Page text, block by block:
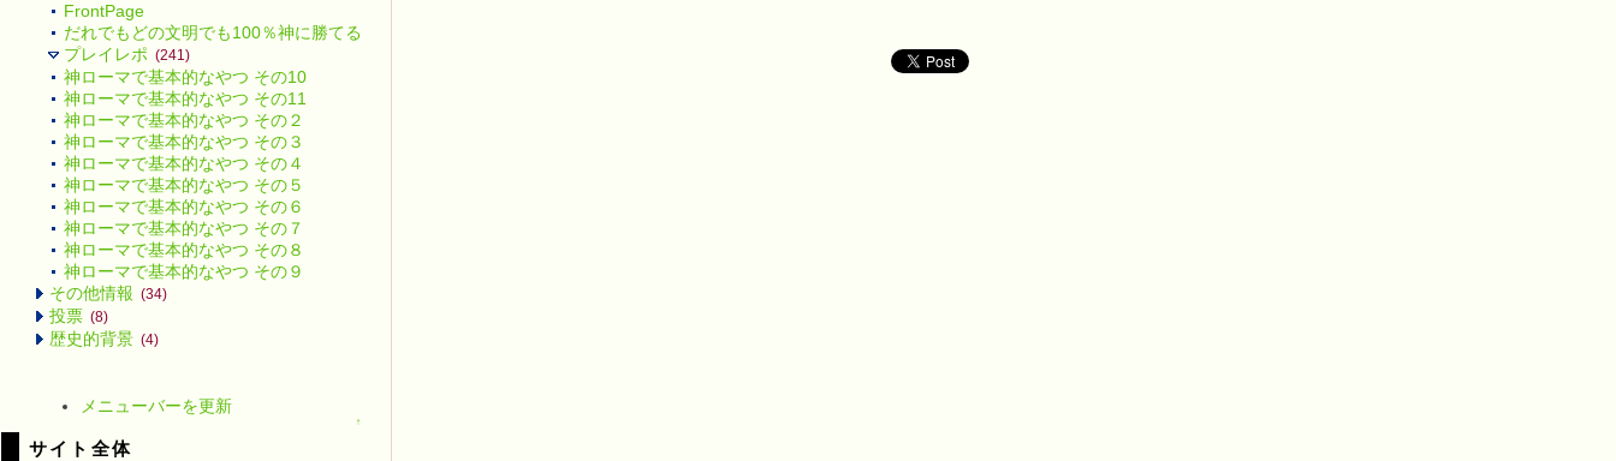
FrontPage
だれでもどの文明でも100％神に勝てる方法
プレイレポ (241)
神ローマで基本的なやつ その10
神ローマで基本的なやつ その11
神ローマで基本的なやつ その２
神ローマで基本的なやつ その３
神ローマで基本的なやつ その４
神ローマで基本的なやつ その５
神ローマで基本的なやつ その６
神ローマで基本的なやつ その７
神ローマで基本的なやつ その８
神ローマで基本的なやつ その９
その他情報 (34)
投票 (8)
歴史的背景 (4)
メニューバーを更新
↑
サイト全体